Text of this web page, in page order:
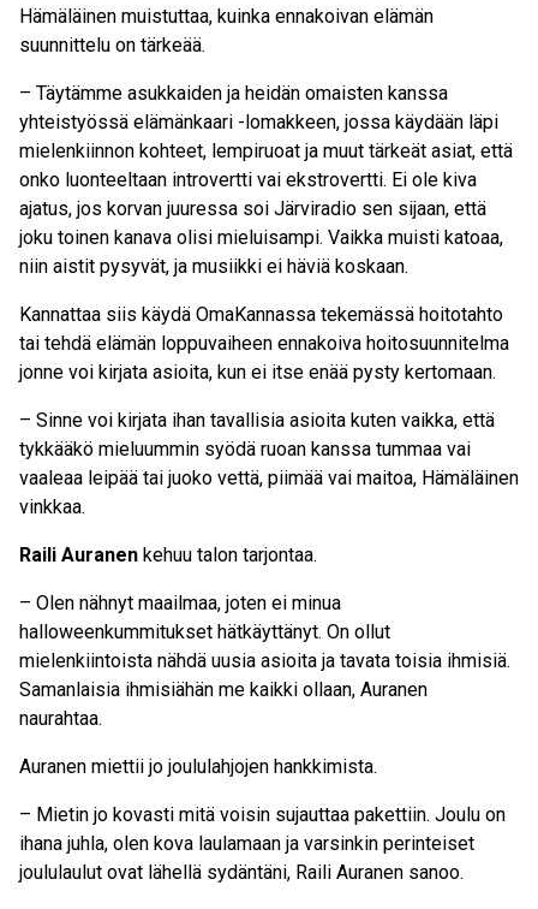
Hämäläinen muistuttaa, kuinka ennakoivan elämän
suunnittelu on tärkeää.
– Täytämme asukkaiden ja heidän omaisten kanssa
yhteistyössä elämänkaari -lomakkeen, jossa käydään läpi
mielenkiinnon kohteet, lempiruoat ja muut tärkeät asiat, että
onko luonteeltaan introvertti vai ekstrovertti. Ei ole kiva
ajatus, jos korvan juuressa soi Järviradio sen sijaan, että
joku toinen kanava olisi mieluisampi. Vaikka muisti katoaa,
niin aistit pysyvät, ja musiikki ei häviä koskaan.
Kannattaa siis käydä OmaKannassa tekemässä hoitotahto
tai tehdä elämän loppuvaiheen ennakoiva hoitosuunnitelma
jonne voi kirjata asioita, kun ei itse enää pysty kertomaan.
– Sinne voi kirjata ihan tavallisia asioita kuten vaikka, että
tykkääkö mieluummin syödä ruoan kanssa tummaa vai
vaaleaa leipää tai juoko vettä, piimää vai maitoa, Hämäläinen
vinkkaa.
Raili Auranen kehuu talon tarjontaa.
– Olen nähnyt maailmaa, joten ei minua
halloweenkummitukset hätkäyttänyt. On ollut
mielenkiintoista nähdä uusia asioita ja tavata toisia ihmisiä.
Samanlaisia ihmisiähän me kaikki ollaan, Auranen
naurahtaa.
Auranen miettii jo joululahjojen hankkimista.
– Mietin jo kovasti mitä voisin sujauttaa pakettiin. Joulu on
ihana juhla, olen kova laulamaan ja varsinkin perinteiset
joululaulut ovat lähellä sydäntäni, Raili Auranen sanoo.